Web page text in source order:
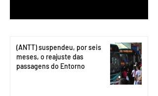
(ANTT) suspendeu, por seis
meses, o reajuste das
passagens do Entorno